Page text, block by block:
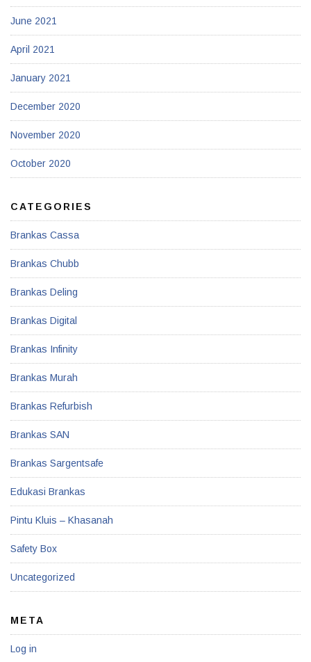
June 2021
April 2021
January 2021
December 2020
November 2020
October 2020
CATEGORIES
Brankas Cassa
Brankas Chubb
Brankas Deling
Brankas Digital
Brankas Infinity
Brankas Murah
Brankas Refurbish
Brankas SAN
Brankas Sargentsafe
Edukasi Brankas
Pintu Kluis – Khasanah
Safety Box
Uncategorized
META
Log in